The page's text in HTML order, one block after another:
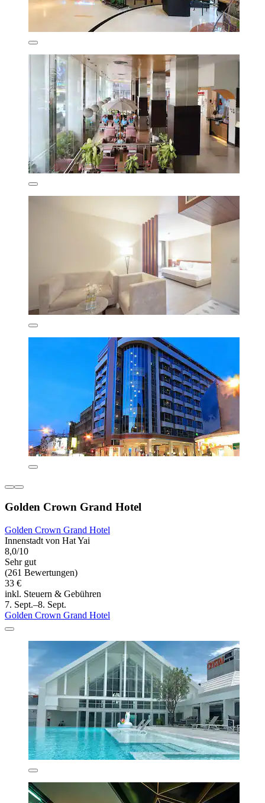
Golden Crown Grand Hotel
Golden Crown Grand Hotel
Innenstadt von Hat Yai
8,0/10
Sehr gut
(261 Bewertungen)
33 €
inkl. Steuern & Gebühren
7. Sept.–8. Sept.
Golden Crown Grand Hotel